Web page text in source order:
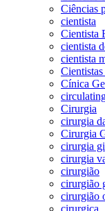
Ciências
cientista
Cientista
cientista
cientista
Cínica
Cirurgia
cirurgia
Cirurgia
cirurgia
cirurgia
cirurgião
cirurgião
cirurgião
cirurgica